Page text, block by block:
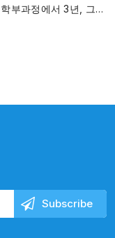
부과정에서 3년, 그리